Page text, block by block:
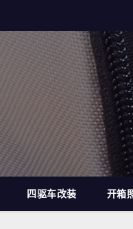
四驱车改装 开箱